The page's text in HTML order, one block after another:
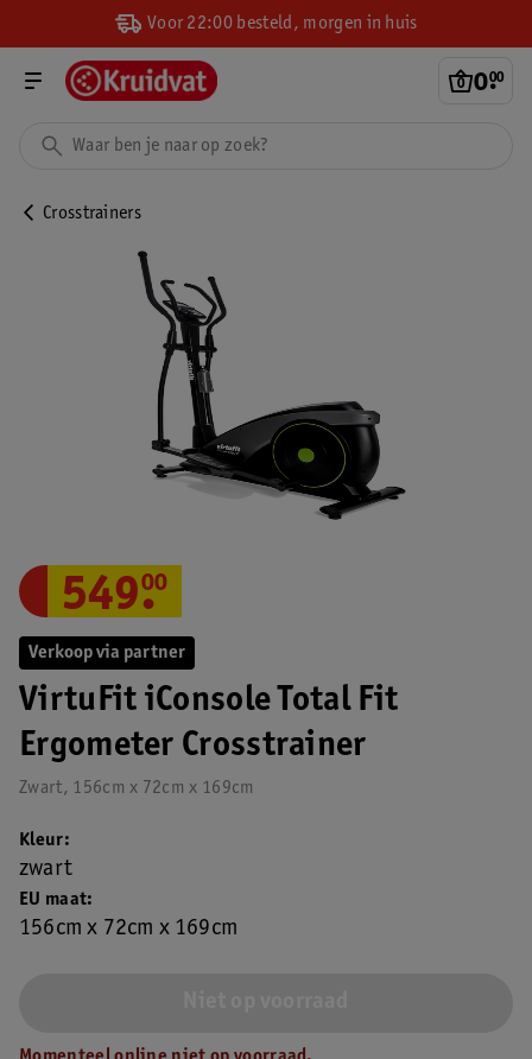
Voor 22:00 besteld, morgen in huis
0.
00
Crosstrainers
Verkoop via partner
VirtuFit iConsole Total Fit
Ergometer Crosstrainer
Zwart, 156cm x 72cm x 169cm
549.
00
EU maat
156cm x 72cm x 169cm
Kleur
zwart